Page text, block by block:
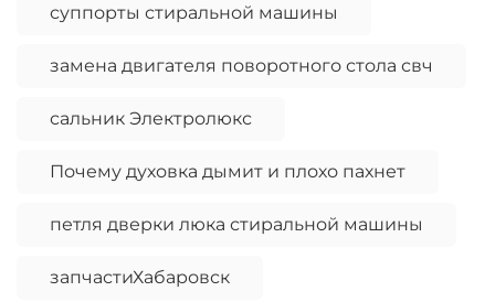
суппорты стиральной машины
замена двигателя поворотного стола свч
сальник Электролюкс
Почему духовка дымит и плохо пахнет
петля дверки люка стиральной машины
запчастиХабаровск